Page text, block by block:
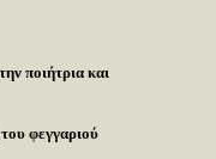
ποιήτρια και
φεγγαριού